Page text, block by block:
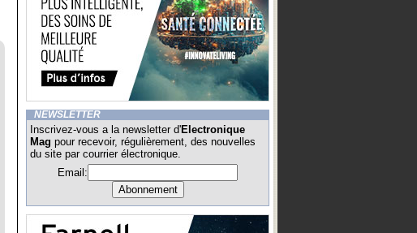
NEWSLETTER
Inscrivez-vous a la newsletter d'Electronique
Mag pour recevoir, régulièrement, des nouvelles
du site par courrier électronique.
Email: